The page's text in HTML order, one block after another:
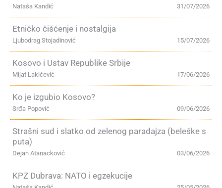
31/07/2026
Nataša Kandić
Etničko čišćenje i nostalgija
15/07/2026
Ljubodrag Stojadinović
Kosovo i Ustav Republike Srbije
17/06/2026
Mijat Lakićević
Ko je izgubio Kosovo?
09/06/2026
Srđa Popović
Strašni sud i slatko od zelenog paradajza (beleške s
puta)
03/06/2026
Dejan Atanacković
KPZ Dubrava: NATO i egzekucije